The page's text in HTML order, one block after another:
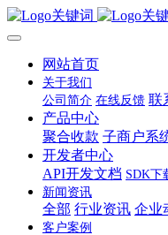
网站首页
关于我们
公司简介 在线反馈 联
产品中心
聚合收款 子商户系
开发者中心
API开发文档 SDK下
新闻资讯
全部 行业资讯 企业
客户案例